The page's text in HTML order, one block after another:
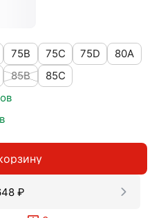
75B 75C 75D
80A
85B
85C
₽